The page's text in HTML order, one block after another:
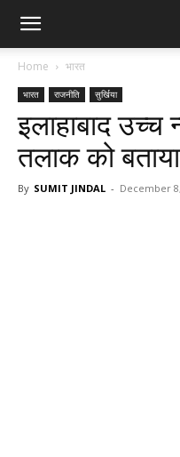
Home भारत
भारत राजनीति सुर्खिया
इलाहाबाद उच्च
तलाक को
By SUMIT JINDAL - December